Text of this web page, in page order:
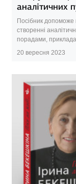
аналітичних
Посібник допоможе
створенні
порадами,
20 вересня 2023